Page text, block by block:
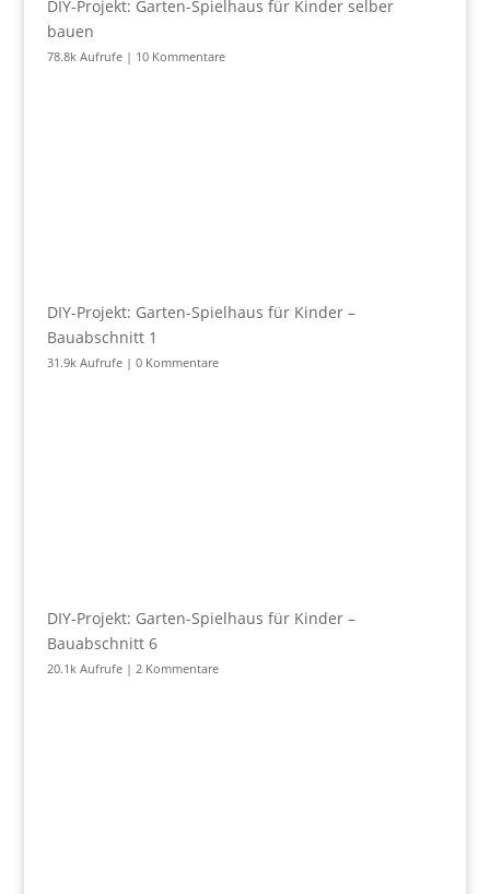
DIY-Projekt: Garten-Spielhaus für Kinder selber
bauen
78.8k Aufrufe| 10 Kommentare
DIY-Projekt: Garten-Spielhaus für Kinder –
Bauabschnitt 1
31.9k Aufrufe| 0 Kommentare
DIY-Projekt: Garten-Spielhaus für Kinder –
Bauabschnitt 6
20.1k Aufrufe| 2 Kommentare